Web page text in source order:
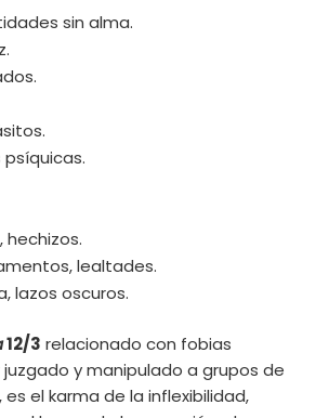
sin alma.
psíquicas.
hechizos.
lealtades.
lazos oscuros.
12/3 relacionado con fobias
y manipulado a grupos de
el karma de la inflexibilidad,